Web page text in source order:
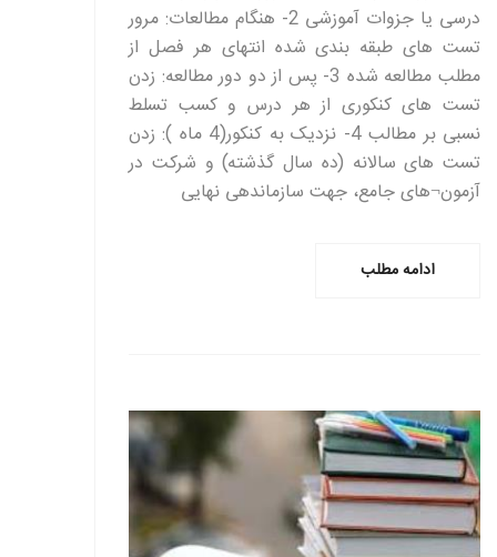
درسی یا جزوات آموزشی 2- هنگام مطالعات: مرور
تست های طبقه بندی شده انتهای هر فصل از
مطلب مطالعه شده 3- پس از دو دور مطالعه: زدن
تست های کنکوری از هر درس و کسب تسلط
نسبی بر مطالب 4- نزدیک به کنکور(4 ماه ): زدن
تست های سالانه (ده سال گذشته) و شرکت در
آزمون¬های جامع، جهت سازماندهی نهایی
ادامه مطلب